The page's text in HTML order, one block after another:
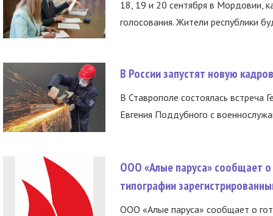
18, 19 и 20 сентября в Мордовии,
голосования. Жители республики
В России запустят новую
В Ставрополе состоялась встреча
Евгения Поддубного с
ООО «Алые паруса» сообщает о
типографии
ООО «Алые паруса» сообщает о